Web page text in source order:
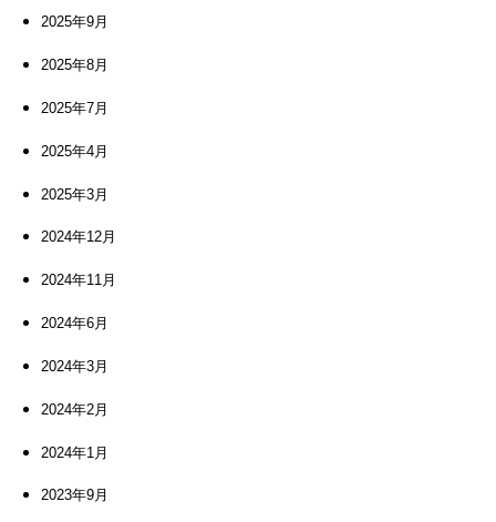
2025年9月
2025年8月
2025年7月
2025年4月
2025年3月
2024年12月
2024年11月
2024年6月
2024年3月
2024年2月
2024年1月
2023年9月